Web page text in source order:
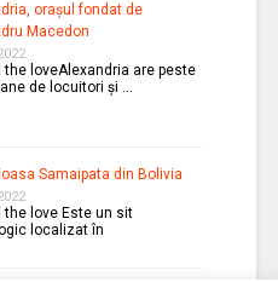
oraşul fondat de
Macedon
the loveAlexandria are peste
de locuitori şi …
Samaipata din Bolivia
the love Este un sit
localizat în